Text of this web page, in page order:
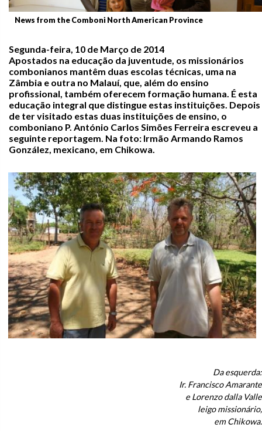
News from the Comboni North American Province
Segunda-feira, 10 de Março de 2014
Apostados na educação da juventude, os missionários
combonianos mantêm duas escolas técnicas, uma na
Zâmbia e outra no Malauí, que, além do ensino
profissional, também oferecem formação humana. É esta
educação integral que distingue estas instituições. Depois
de ter visitado estas duas instituições de ensino, o
comboniano P. António Carlos Simões Ferreira escreveu a
seguinte reportagem. Na foto: Irmão Armando Ramos
González, mexicano, em Chikowa.
Da esquerda:
Ir. Francisco Amarante
e Lorenzo dalla Valle
leigo missionário,
em Chikowa.